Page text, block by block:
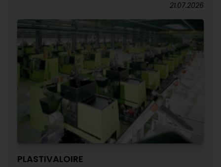
21.07.2026
PLASTIVALOIRE